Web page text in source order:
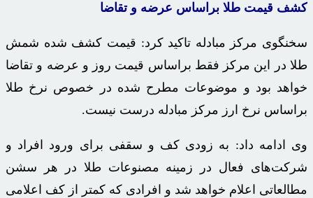
کشف قیمت طلا براساس عرضه و تقاضا
سخنگوی مرکز مبادله تاکید کرد: قیمت کشف شده شمش
طلا در این مرکز فقط براساس قیمت روز و عرضه و تقاضا
خواهد بود و موضوعات مطرح شده در خصوص نرخ طلا
براساس نرخ ارز مرکز مبادله درست نیست.
وی ادامه داد: به زودی کف و سقفی برای ورود افراد و
شرکت‌های فعال در زمینه مصنوعات طلا در هر سشن
مطالعاتی اعلام خواهد شد و افرادی که کمتر از کف اعلامی